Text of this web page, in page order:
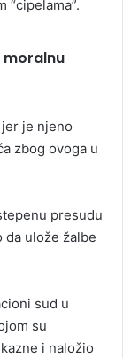
“cipelama”.
moralnu
je njeno
zbog ovoga u
presudu
da ulože žalbe
sud u
su
i naložio